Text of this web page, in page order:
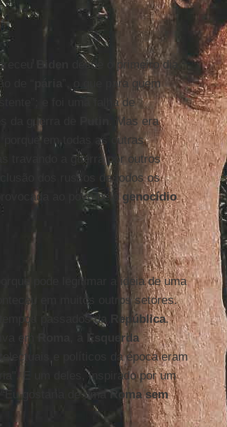
Biden
desde o primeiro dia,
de “
”, o que para quem
e foi uma falha de
da guerra de
. Mas era
em todas as outras
travando a guerra por outros
dos russos de todos os
ao povo pelogenocídio
pode legitimar a ideia de uma
em muitos outros setores.
passados da
República.
em
Esquerda
e políticos da época eram
E um deles, inspirado por um
gostaria de umaRoma sem